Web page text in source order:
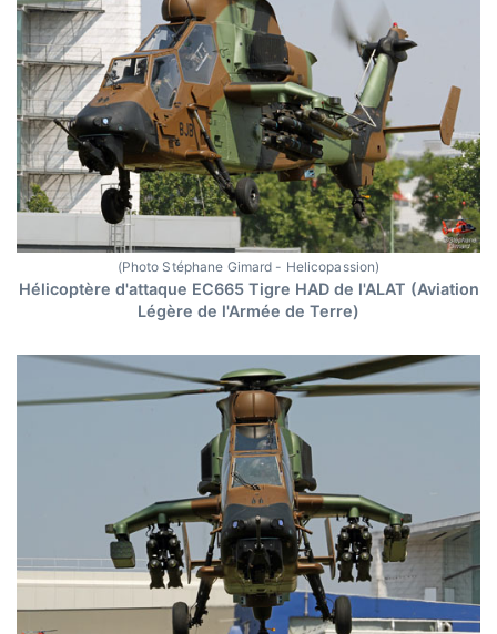
(Photo Stéphane Gimard - Helicopassion)
Hélicoptère d'attaque EC665 Tigre HAD de l'ALAT (Aviation
Légère de l'Armée de Terre)